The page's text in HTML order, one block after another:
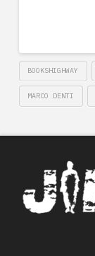
BOOKSHIGHWAY
MARCO DENTI